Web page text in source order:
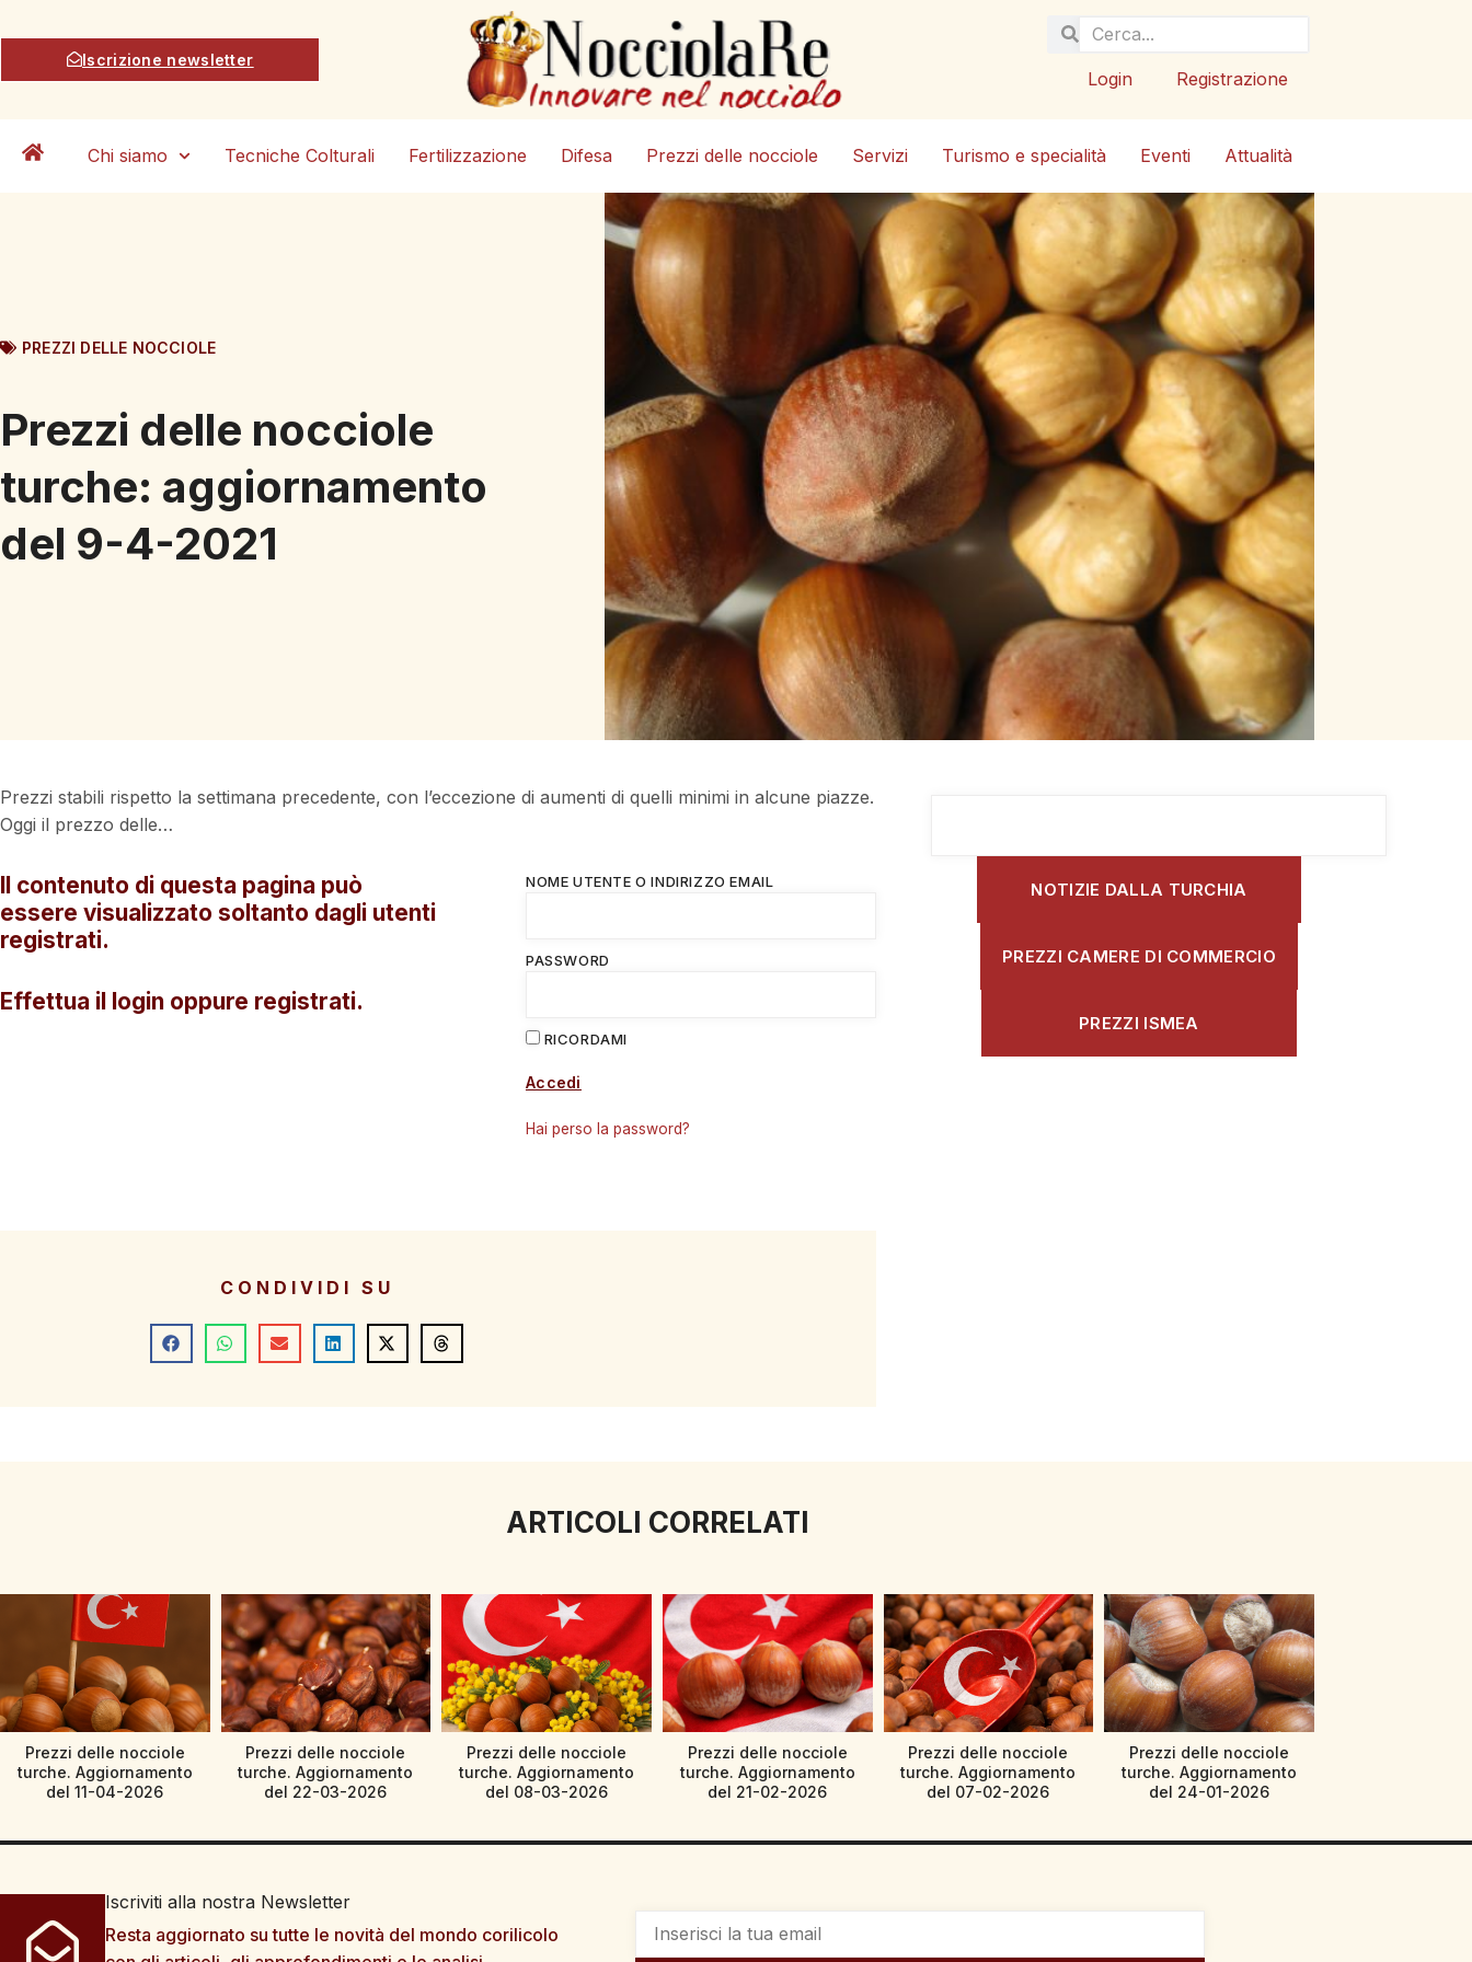
Iscrizione newsletter
Login Registrazione
Chi siamo Tecniche Colturali Fertilizzazione Difesa Prezzi delle nocciole Servizi Turismo e specialità Eventi Attualità
PREZZI DELLE NOCCIOLE
Prezzi delle nocciole
turche: aggiornamento
del 9-4-2021
Prezzi stabili rispetto la settimana precedente, con l’eccezione di aumenti di quelli minimi in alcune piazze.
Oggi il prezzo delle…
Il contenuto di questa pagina può
essere visualizzato soltanto dagli utenti
registrati.
Effettua il login oppure registrati.
NOME UTENTE O INDIRIZZO EMAIL
PASSWORD
RICORDAMI
Accedi
Hai perso la password?
CONDIVIDI SU
NOTIZIE DALLA TURCHIA
PREZZI CAMERE DI COMMERCIO
PREZZI ISMEA
ARTICOLI CORRELATI
Prezzi delle nocciole
turche. Aggiornamento
del 11-04-2026
Prezzi delle nocciole
turche. Aggiornamento
del 22-03-2026
Prezzi delle nocciole
turche. Aggiornamento
del 08-03-2026
Prezzi delle nocciole
turche. Aggiornamento
del 21-02-2026
Prezzi delle nocciole
turche. Aggiornamento
del 07-02-2026
Prezzi delle nocciole
turche. Aggiornamento
del 24-01-2026
Iscriviti alla nostra Newsletter
Resta aggiornato su tutte le novità del mondo corilicolo